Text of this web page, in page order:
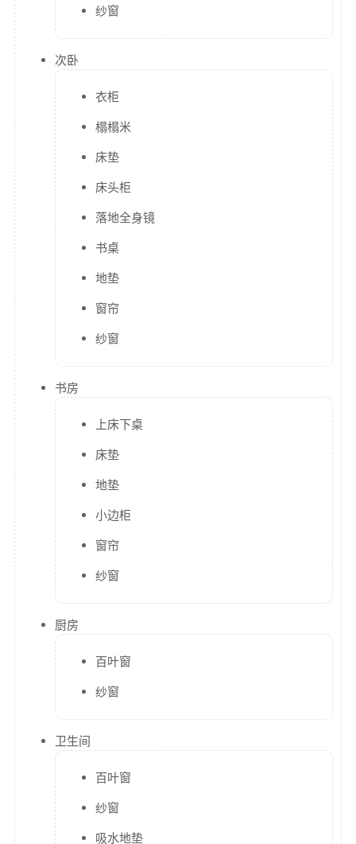
纱窗
次卧
衣柜
榻榻米
床垫
床头柜
落地全身镜
书桌
地垫
窗帘
纱窗
书房
上床下桌
床垫
地垫
小边柜
窗帘
纱窗
厨房
百叶窗
纱窗
卫生间
百叶窗
纱窗
吸水地垫